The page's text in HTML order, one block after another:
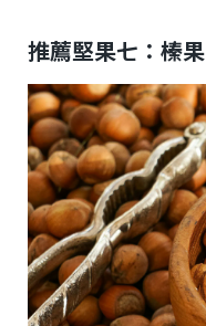
推薦堅果七：榛果